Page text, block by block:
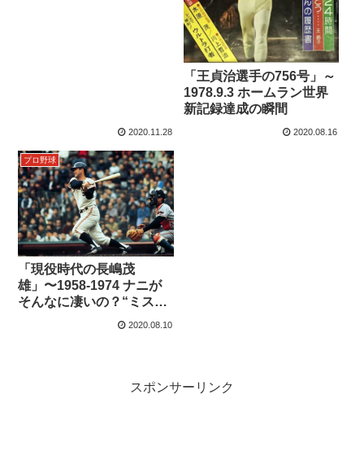
2020.11.28
「王貞治選手の756号」～
1978.9.3 ホームラン世界
新記録達成の瞬間
2020.08.16
プロ野球
「現役時代の長嶋茂
雄」〜1958-1974 ナニが
そんなに凄いの？“ミスタ
ープロ野球“ 選手時代
2020.08.10
スポンサーリンク